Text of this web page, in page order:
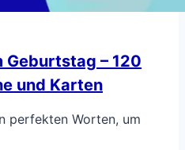
Geburtstag – 120
und Karten
perfekten Worten, um